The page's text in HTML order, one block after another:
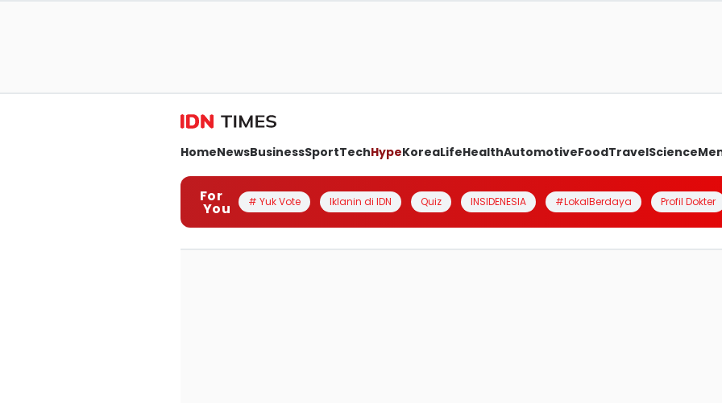
HomeNewsBusinessSportTechHypeKoreaLifeHealthAutomotiveFoodTravelScience
For
You # Yuk Vote Iklanin di IDN Quiz INSIDENESIA #LokalBerdaya Profil Dokter